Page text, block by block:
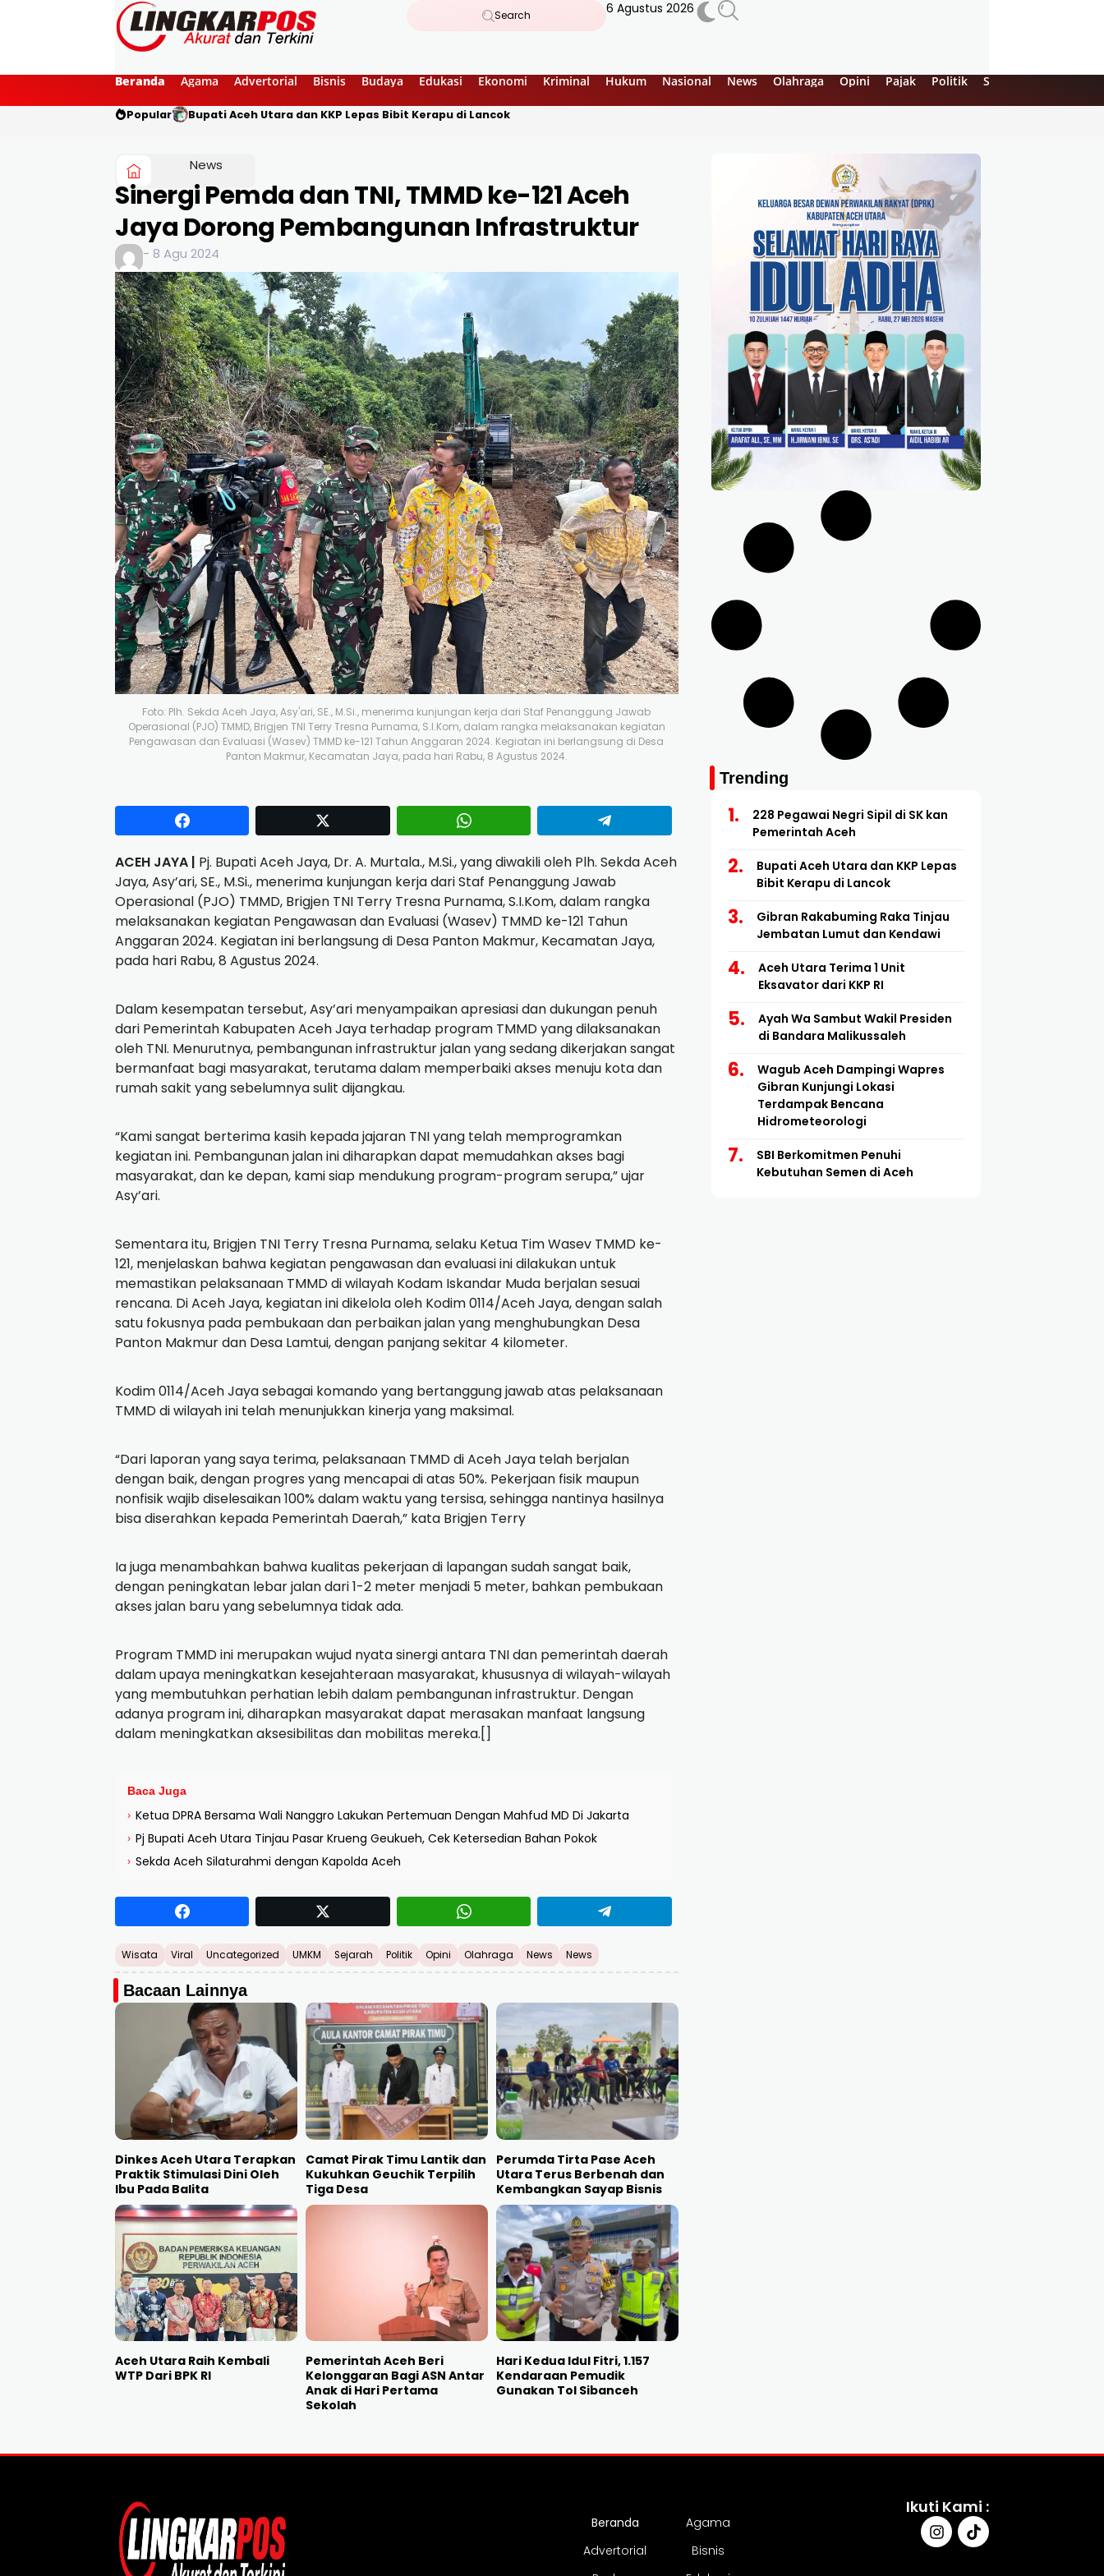
Search 6 Agustus 2026
Beranda Agama Advertorial Bisnis Budaya Edukasi Ekonomi Kriminal Hukum Nasional News Olahraga Opini Pajak Politik Sejarah
Popular Bupati Aceh Utara dan KKP Lepas Bibit Kerapu di Lancok
News
Sinergi Pemda dan TNI, TMMD ke-121 Aceh
Jaya Dorong Pembangunan Infrastruktur
- 8 Agu 2024
Foto: Plh. Sekda Aceh Jaya, Asy'ari, SE., M.Si., menerima kunjungan kerja dari Staf Penanggung Jawab
Operasional (PJO) TMMD, Brigjen TNI Terry Tresna Purnama, S.I.Kom, dalam rangka melaksanakan kegiatan
Pengawasan dan Evaluasi (Wasev) TMMD ke-121 Tahun Anggaran 2024. Kegiatan ini berlangsung di Desa
Panton Makmur, Kecamatan Jaya, pada hari Rabu, 8 Agustus 2024.
ACEH JAYA | Pj. Bupati Aceh Jaya, Dr. A. Murtala., M.Si., yang diwakili oleh Plh. Sekda Aceh
Jaya, Asy’ari, SE., M.Si., menerima kunjungan kerja dari Staf Penanggung Jawab
Operasional (PJO) TMMD, Brigjen TNI Terry Tresna Purnama, S.I.Kom, dalam rangka
melaksanakan kegiatan Pengawasan dan Evaluasi (Wasev) TMMD ke-121 Tahun
Anggaran 2024. Kegiatan ini berlangsung di Desa Panton Makmur, Kecamatan Jaya,
pada hari Rabu, 8 Agustus 2024.
Dalam kesempatan tersebut, Asy’ari menyampaikan apresiasi dan dukungan penuh
dari Pemerintah Kabupaten Aceh Jaya terhadap program TMMD yang dilaksanakan
oleh TNI. Menurutnya, pembangunan infrastruktur jalan yang sedang dikerjakan sangat
bermanfaat bagi masyarakat, terutama dalam memperbaiki akses menuju kota dan
rumah sakit yang sebelumnya sulit dijangkau.
“Kami sangat berterima kasih kepada jajaran TNI yang telah memprogramkan
kegiatan ini. Pembangunan jalan ini diharapkan dapat memudahkan akses bagi
masyarakat, dan ke depan, kami siap mendukung program-program serupa,” ujar
Asy’ari.
Sementara itu, Brigjen TNI Terry Tresna Purnama, selaku Ketua Tim Wasev TMMD ke-
121, menjelaskan bahwa kegiatan pengawasan dan evaluasi ini dilakukan untuk
memastikan pelaksanaan TMMD di wilayah Kodam Iskandar Muda berjalan sesuai
rencana. Di Aceh Jaya, kegiatan ini dikelola oleh Kodim 0114/Aceh Jaya, dengan salah
satu fokusnya pada pembukaan dan perbaikan jalan yang menghubungkan Desa
Panton Makmur dan Desa Lamtui, dengan panjang sekitar 4 kilometer.
Kodim 0114/Aceh Jaya sebagai komando yang bertanggung jawab atas pelaksanaan
TMMD di wilayah ini telah menunjukkan kinerja yang maksimal.
“Dari laporan yang saya terima, pelaksanaan TMMD di Aceh Jaya telah berjalan
dengan baik, dengan progres yang mencapai di atas 50%. Pekerjaan fisik maupun
nonfisik wajib diselesaikan 100% dalam waktu yang tersisa, sehingga nantinya hasilnya
bisa diserahkan kepada Pemerintah Daerah,” kata Brigjen Terry
Ia juga menambahkan bahwa kualitas pekerjaan di lapangan sudah sangat baik,
dengan peningkatan lebar jalan dari 1-2 meter menjadi 5 meter, bahkan pembukaan
akses jalan baru yang sebelumnya tidak ada.
Program TMMD ini merupakan wujud nyata sinergi antara TNI dan pemerintah daerah
dalam upaya meningkatkan kesejahteraan masyarakat, khususnya di wilayah-wilayah
yang membutuhkan perhatian lebih dalam pembangunan infrastruktur. Dengan
adanya program ini, diharapkan masyarakat dapat merasakan manfaat langsung
dalam meningkatkan aksesibilitas dan mobilitas mereka.[]
Baca Juga
› Ketua DPRA Bersama Wali Nanggro Lakukan Pertemuan Dengan Mahfud MD Di Jakarta
› Pj Bupati Aceh Utara Tinjau Pasar Krueng Geukueh, Cek Ketersedian Bahan Pokok
› Sekda Aceh Silaturahmi dengan Kapolda Aceh
Wisata Viral Uncategorized UMKM Sejarah Politik Opini Olahraga News News
Bacaan Lainnya
Dinkes Aceh Utara Terapkan
Praktik Stimulasi Dini Oleh
Ibu Pada Balita
Camat Pirak Timu Lantik dan
Kukuhkan Geuchik Terpilih
Tiga Desa
Perumda Tirta Pase Aceh
Utara Terus Berbenah dan
Kembangkan Sayap Bisnis
Aceh Utara Raih Kembali
WTP Dari BPK RI
Pemerintah Aceh Beri
Kelonggaran Bagi ASN Antar
Anak di Hari Pertama
Sekolah
Hari Kedua Idul Fitri, 1.157
Kendaraan Pemudik
Gunakan Tol Sibanceh
Trending
228 Pegawai Negri Sipil di SK kan
Pemerintah Aceh
Bupati Aceh Utara dan KKP Lepas
Bibit Kerapu di Lancok
Gibran Rakabuming Raka Tinjau
Jembatan Lumut dan Kendawi
Aceh Utara Terima 1 Unit
Eksavator dari KKP RI
Ayah Wa Sambut Wakil Presiden
di Bandara Malikussaleh
Wagub Aceh Dampingi Wapres
Gibran Kunjungi Lokasi
Terdampak Bencana
Hidrometeorologi
SBI Berkomitmen Penuhi
Kebutuhan Semen di Aceh
Beranda
Agama
Advertorial
Bisnis
Ikuti Kami :